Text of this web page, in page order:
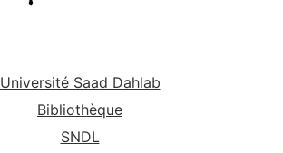
Université Saad Dahlab
Bibliothèque
SNDL